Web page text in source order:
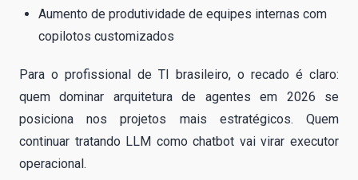
Aumento de produtividade de equipes internas com
copilotos customizados
Para o profissional de TI brasileiro, o recado é claro:
quem dominar arquitetura de agentes em 2026 se
posiciona nos projetos mais estratégicos. Quem
continuar tratando LLM como chatbot vai virar executor
operacional.